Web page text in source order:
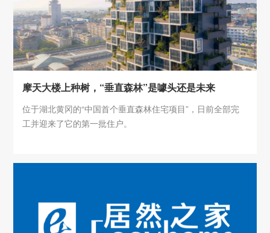
摩天大楼上种树，“垂直森林”是噱头还是未来
位于湖北黄冈的“中国首个垂直森林住宅项目”，日前全部完
工并迎来了它的第一批住户。